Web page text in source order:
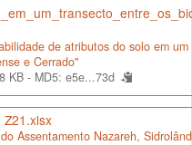
de atributos do solo em
e Cerrado"
KB - MD5: e5e...73d
Assentamento Nazareh,